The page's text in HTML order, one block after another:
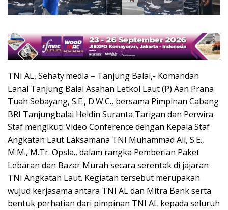
TNI AL, Sehaty.media – Tanjung Balai,- Komandan
Lanal Tanjung Balai Asahan Letkol Laut (P) Aan Prana
Tuah Sebayang, S.E., D.W.C., bersama Pimpinan Cabang
BRI Tanjungbalai Heldin Suranta Tarigan dan Perwira
Staf mengikuti Video Conference dengan Kepala Staf
Angkatan Laut Laksamana TNI Muhammad Ali, S.E.,
M.M., M.Tr. Opsla., dalam rangka Pemberian Paket
Lebaran dan Bazar Murah secara serentak di jajaran
TNI Angkatan Laut. Kegiatan tersebut merupakan
wujud kerjasama antara TNI AL dan Mitra Bank serta
bentuk perhatian dari pimpinan TNI AL kepada seluruh